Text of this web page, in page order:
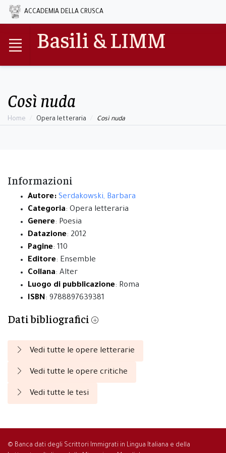
ACCADEMIA DELLA CRUSCA
Basili & LIMM
Così nuda
Home Opera letteraria Così nuda
Informazioni
Autore: Serdakowski, Barbara
Categoria: Opera letteraria
Genere: Poesia
Datazione: 2012
Pagine: 110
Editore: Ensemble
Collana: Alter
Luogo di pubblicazione: Roma
ISBN: 9788897639381
Dati bibliografici
Vedi tutte le opere letterarie
Vedi tutte le opere critiche
Vedi tutte le tesi
© Banca dati degli Scrittori Immigrati in Lingua Italiana e della